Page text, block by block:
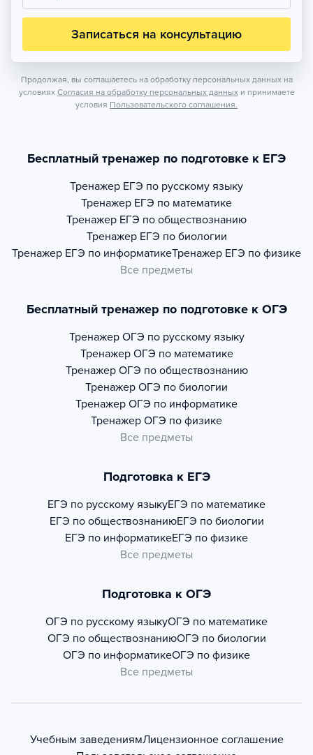
Записаться на консультацию
Продолжая, вы соглашаетесь на обработку персональных данных на
условиях Согласия на обработку персональных данных и принимаете
условия Пользовательского соглашения.
Бесплатный тренажер по подготовке к ЕГЭ
Тренажер ЕГЭ по русскому языку
Тренажер ЕГЭ по математике
Тренажер ЕГЭ по обществознанию
Тренажер ЕГЭ по биологии
Тренажер ЕГЭ по информатикеТренажер ЕГЭ по физике
Все предметы
Бесплатный тренажер по подготовке к ОГЭ
Тренажер ОГЭ по русскому языку
Тренажер ОГЭ по математике
Тренажер ОГЭ по обществознанию
Тренажер ОГЭ по биологии
Тренажер ОГЭ по информатике
Тренажер ОГЭ по физике
Все предметы
Подготовка к ЕГЭ
ЕГЭ по русскому языкуЕГЭ по математике
ЕГЭ по обществознаниюЕГЭ по биологии
ЕГЭ по информатикеЕГЭ по физике
Все предметы
Подготовка к ОГЭ
ОГЭ по русскому языкуОГЭ по математике
ОГЭ по обществознаниюОГЭ по биологии
ОГЭ по информатикеОГЭ по физике
Все предметы
Учебным заведениямЛицензионное соглашение